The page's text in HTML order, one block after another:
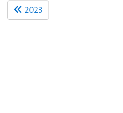
2023